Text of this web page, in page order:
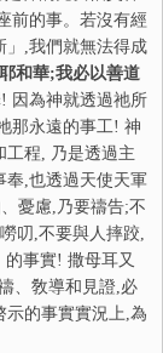
前的事。若沒有經
」,我們就無法得成
和華;我必以善道
因為神就透過祂所
那永遠的事工! 神
工程, 乃是透過主
奉,也透過天使天軍
憂慮,乃要禱告;不
叨,不要與人摔跤,
事實! 撒母耳又
、敎導和見證,必
示的事實實況上,為